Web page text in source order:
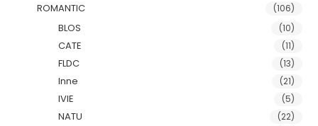
ROMANTIC (106)
BLOS (10)
CATE (11)
FLDC (13)
Inne (21)
IVIE (5)
NATU (22)